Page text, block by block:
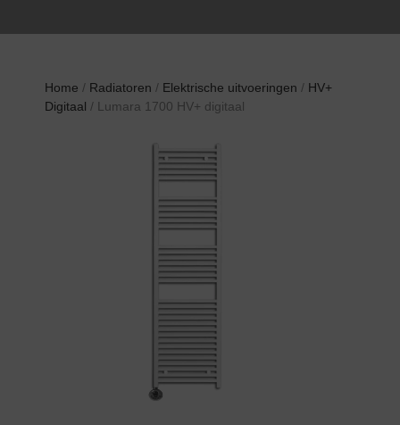
Home / Radiatoren / Elektrische uitvoeringen / HV+
Digitaal / Lumara 1700 HV+ digitaal